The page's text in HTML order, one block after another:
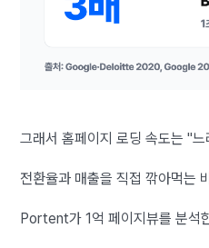
그래서 홈페이지 로딩 속도는 "
전환율과 매출을 직접 깎아먹는
Portent가 1억 페이지뷰를 분석